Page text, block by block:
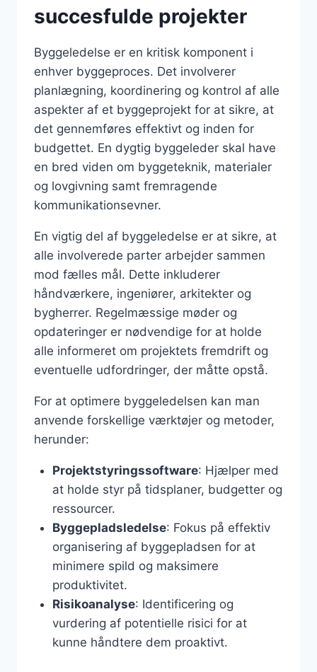
succesfulde projekter
Byggeledelse er en kritisk komponent i
enhver byggeproces. Det involverer
planlægning, koordinering og kontrol af alle
aspekter af et byggeprojekt for at sikre, at
det gennemføres effektivt og inden for
budgettet. En dygtig byggeleder skal have
en bred viden om byggeteknik, materialer
og lovgivning samt fremragende
kommunikationsevner.
En vigtig del af byggeledelse er at sikre, at
alle involverede parter arbejder sammen
mod fælles mål. Dette inkluderer
håndværkere, ingeniører, arkitekter og
bygherrer. Regelmæssige møder og
opdateringer er nødvendige for at holde
alle informeret om projektets fremdrift og
eventuelle udfordringer, der måtte opstå.
For at optimere byggeledelsen kan man
anvende forskellige værktøjer og metoder,
herunder:
Projektstyringssoftware: Hjælper med
at holde styr på tidsplaner, budgetter og
ressourcer.
Byggepladsledelse: Fokus på effektiv
organisering af byggepladsen for at
minimere spild og maksimere
produktivitet.
Risikoanalyse: Identificering og
vurdering af potentielle risici for at
kunne håndtere dem proaktivt.